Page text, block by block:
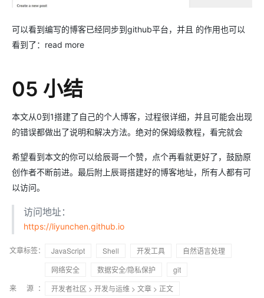
可以看到编写的博客已经同步到github平台，并且 的作用也可以
看到了：read more
05 小结
本文从0到1搭建了自己的个人博客，过程很详细，并且可能会出现
的错误都做出了说明和解决方法。绝对的保姆级教程，看完就会
希望看到本文的你可以给辰哥一个赞，点个再看就更好了，鼓励原
创作者不断前进。最后附上辰哥搭建好的博客地址，所有人都有可
以访问。
访问地址：
https://liyunchen.github.io
文章标签： JavaScript Shell 开发工具
自然语言处理
网络安全
数据安全/隐私保护
git
来 源：
开发者社区 > 开发与运维 > 文章 > 正文